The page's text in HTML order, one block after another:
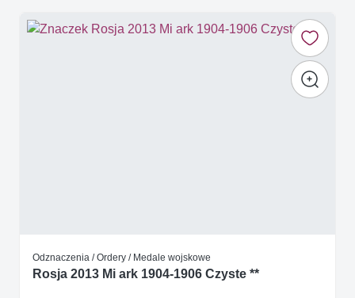
Odznaczenia / Ordery / Medale wojskowe
Rosja 2013 Mi ark 1904-1906 Czyste **